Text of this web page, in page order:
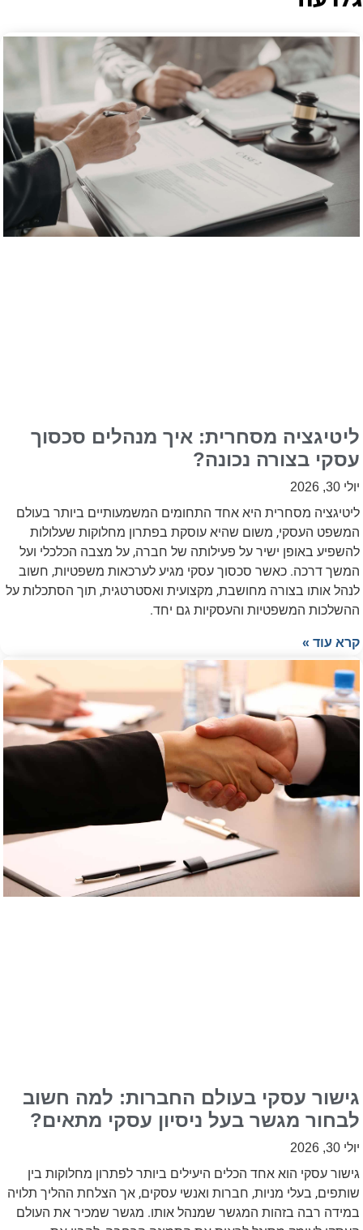
ליטיגציה מסחרית: איך מנהלים סכסוך
עסקי בצורה נכונה?
יולי 30, 2026
ליטיגציה מסחרית היא אחד התחומים המשמעותיים ביותר בעולם
המשפט העסקי, משום שהיא עוסקת בפתרון מחלוקות שעלולות
להשפיע באופן ישיר על פעילותה של חברה, על מצבה הכלכלי ועל
המשך דרכה. כאשר סכסוך עסקי מגיע לערכאות משפטיות, חשוב
לנהל אותו בצורה מחושבת, מקצועית ואסטרטגית, תוך הסתכלות על
ההשלכות המשפטיות והעסקיות גם יחד.
קרא עוד »
גישור עסקי בעולם החברות: למה חשוב
לבחור מגשר בעל ניסיון עסקי מתאים?
יולי 30, 2026
גישור עסקי הוא אחד הכלים היעילים ביותר לפתרון מחלוקות בין
שותפים, בעלי מניות, חברות ואנשי עסקים, אך הצלחת ההליך תלויה
במידה רבה בזהות המגשר שמנהל אותו. מגשר שמכיר את העולם